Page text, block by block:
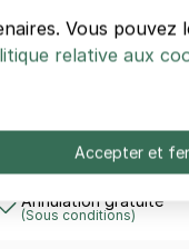
Paiement sécurisé
Sans frais de
Annulation gratuite
(Sous conditions)
Vous pouvez
relative aux
Accepter et